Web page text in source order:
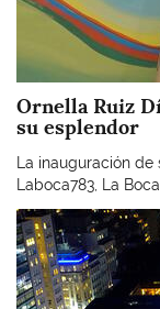
Ornella Ruiz
su esplendor
La inauguración de
Laboca783, La
Imagen